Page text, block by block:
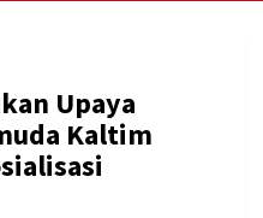
Upaya
Kaltim